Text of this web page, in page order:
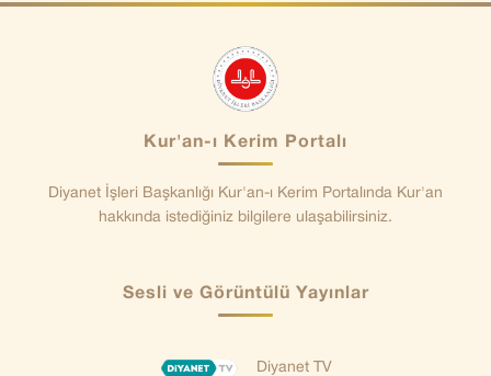
Kur'an-ı Kerim Portalı
Diyanet İşleri Başkanlığı Kur'an-ı Kerim Portalında Kur'an
hakkında istediğiniz bilgilere ulaşabilirsiniz.
Sesli ve Görüntülü Yayınlar
Diyanet TV